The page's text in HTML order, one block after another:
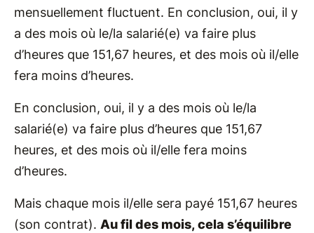
mensuellement fluctuent. En conclusion, oui, il y
a des mois où le/la salarié(e) va faire plus
d’heures que 151,67 heures, et des mois où il/elle
fera moins d’heures.
En conclusion, oui, il y a des mois où le/la
salarié(e) va faire plus d’heures que 151,67
heures, et des mois où il/elle fera moins
d’heures.
Mais chaque mois il/elle sera payé 151,67 heures
(son contrat). Au fil des mois, cela s’équilibre